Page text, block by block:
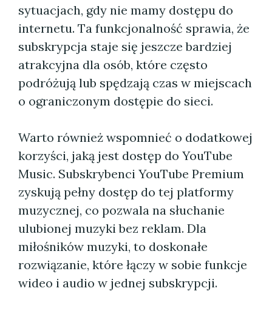
sytuacjach, gdy nie mamy dostępu do
internetu. Ta funkcjonalność sprawia, że
subskrypcja staje się jeszcze bardziej
atrakcyjna dla osób, które często
podróżują lub spędzają czas w miejscach
o ograniczonym dostępie do sieci.
Warto również wspomnieć o dodatkowej
korzyści, jaką jest dostęp do YouTube
Music. Subskrybenci YouTube Premium
zyskują pełny dostęp do tej platformy
muzycznej, co pozwala na słuchanie
ulubionej muzyki bez reklam. Dla
miłośników muzyki, to doskonałe
rozwiązanie, które łączy w sobie funkcje
wideo i audio w jednej subskrypcji.